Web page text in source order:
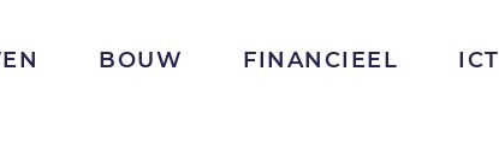
BOUW FINANCIEEL ICT